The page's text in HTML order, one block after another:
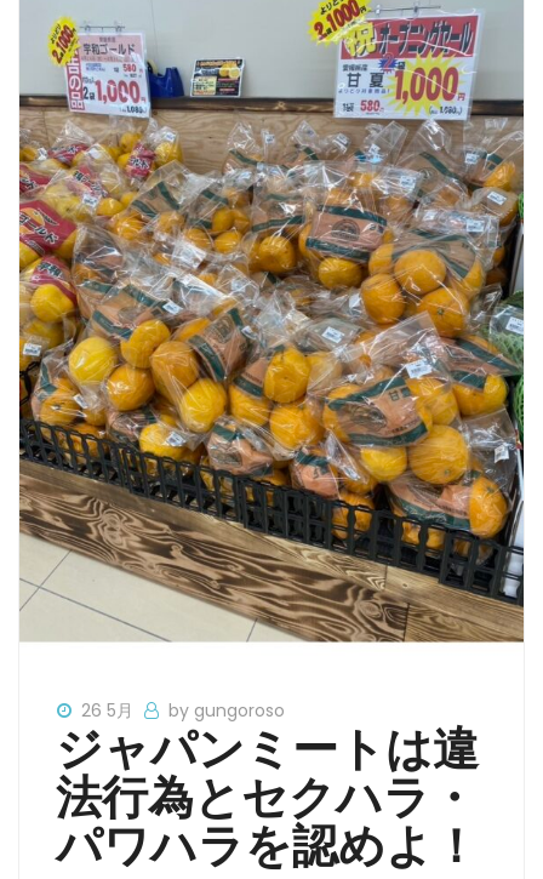
26 5月 by gungoroso
ジャパンミートは違
法行為とセクハラ・
パワハラを認めよ！